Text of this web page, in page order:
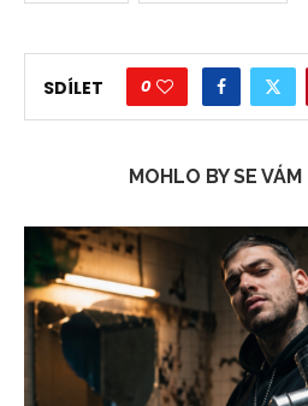
SDÍLET 0
MOHLO BY SE